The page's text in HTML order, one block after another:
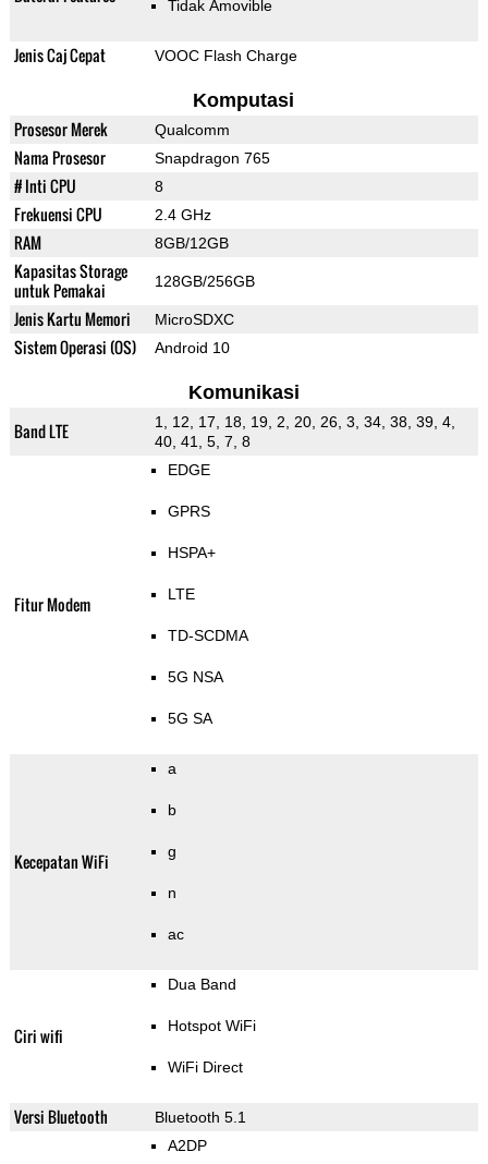
Tidak Amovible
Jenis Caj Cepat VOOC Flash Charge
Komputasi
Prosesor Merek Qualcomm
Nama Prosesor Snapdragon 765
# Inti CPU 8
Frekuensi CPU 2.4 GHz
RAM 8GB/12GB
Kapasitas Storage
untuk Pemakai
128GB/256GB
Jenis Kartu Memori MicroSDXC
Sistem Operasi (OS) Android 10
Komunikasi
Band LTE
1, 12, 17, 18, 19, 2, 20, 26, 3, 34, 38, 39, 4,
40, 41, 5, 7, 8
Fitur Modem
EDGE
GPRS
HSPA+
LTE
TD-SCDMA
5G NSA
5G SA
Kecepatan WiFi
a
b
g
n
ac
Ciri wifi
Dua Band
Hotspot WiFi
WiFi Direct
Versi Bluetooth Bluetooth 5.1
A2DP